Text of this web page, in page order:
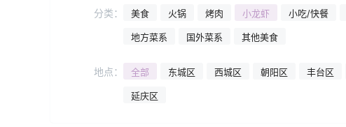
分类： 美食 火锅 烤肉 小龙虾 小吃/快餐
地方菜系 国外菜系 其他美食
地点： 全部 东城区 西城区 朝阳区 丰台区
延庆区